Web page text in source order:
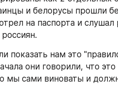
и белорусы прошли
на паспорта и
показать нам это
они говорили, что
мы сами виноваты и